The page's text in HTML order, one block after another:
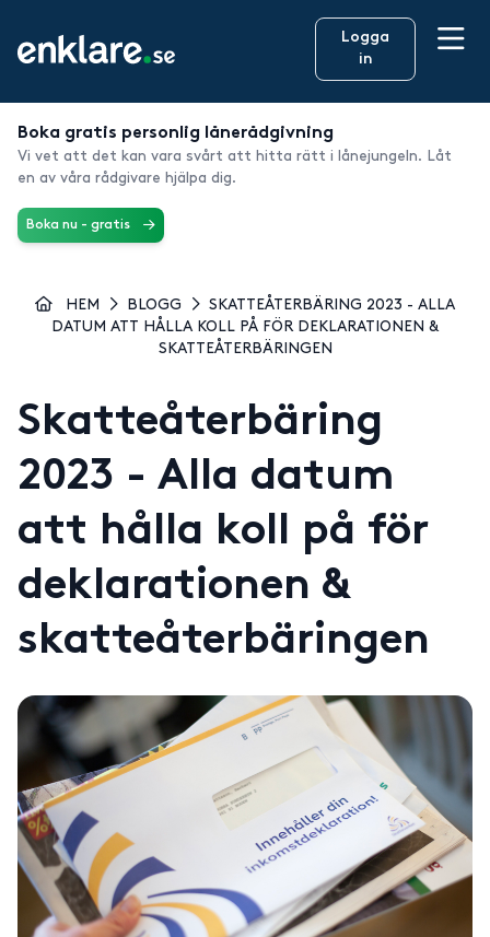
Logga
in
Boka gratis personlig lånerådgivning
Vi vet att det kan vara svårt att hitta rätt i lånejungeln. Låt
en av våra rådgivare hjälpa dig.
Boka nu - gratis
HEM BLOGG
SKATTEÅTERBÄRING 2023 - ALLA
DATUM ATT HÅLLA KOLL PÅ FÖR DEKLARATIONEN &
SKATTEÅTERBÄRINGEN
Skatteåterbäring
2023 - Alla datum
att hålla koll på för
deklarationen &
skatteåterbäringen